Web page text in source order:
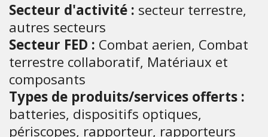
Secteur d'activité : secteur terrestre,
autres secteurs
Secteur FED : Combat aerien, Combat
terrestre collaboratif, Matériaux et
composants
Types de produits/services offerts :
batteries, dispositifs optiques,
périscopes, rapporteur, rapporteurs